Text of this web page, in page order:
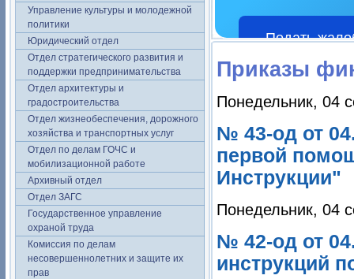
Управление культуры и молодежной
политики
Юридический отдел
Отдел стратегического развития и
поддержки предпринимательства
Отдел архитектуры и
градостроительства
Отдел жизнеобеспечения, дорожного
хозяйства и транспортных услуг
Отдел по делам ГОЧС и
мобилизационной работе
Архивный отдел
Отдел ЗАГС
Государственное управление
охраной труда
Комиссия по делам
несовершеннолетних и защите их
прав
Подать
Приказы
Понедельник, 04
№ 43-од от
первой
Инструкции"
Понедельник, 04
№ 42-од от
инструкций